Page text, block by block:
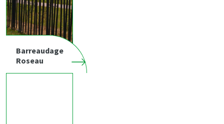
Barreaudage
Roseau